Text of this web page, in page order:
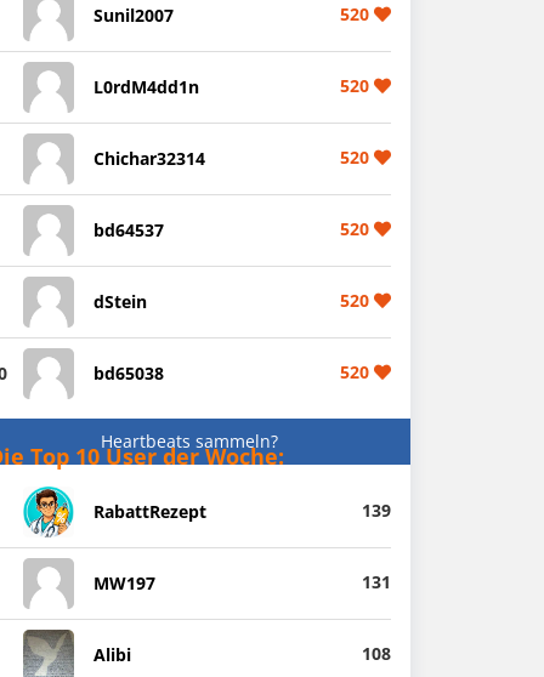
Sunil2007 520
L0rdM4dd1n 520
Chichar32314 520
bd64537 520
dStein 520
bd65038 520
Heartbeats sammeln?
Top 10 User der Woche:
RabattRezept 139
MW197 131
Alibi 108